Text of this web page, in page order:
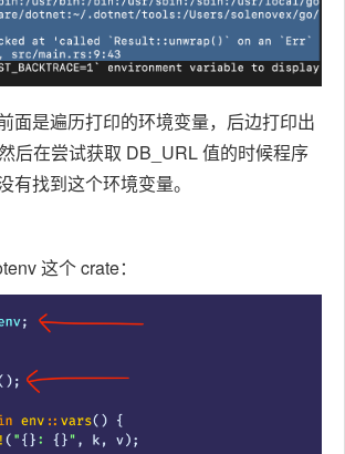
面是遍历打印的环境变量，后边打印出
后在尝试获取 DB_URL 值的时候程序
有找到这个环境变量。
这个 crate：